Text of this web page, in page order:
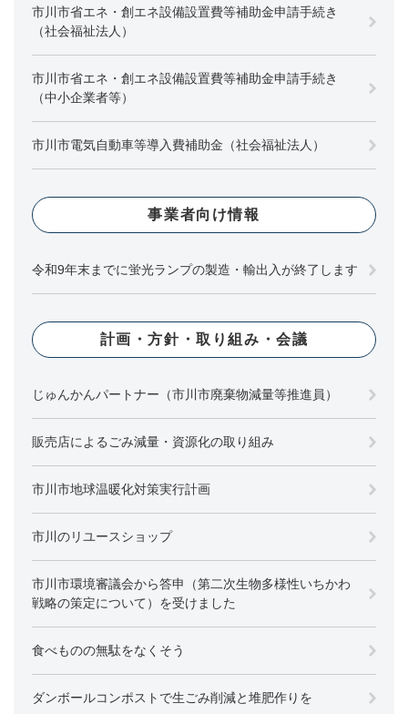
市川市省エネ・創エネ設備設置費等補助金申請手続き
（社会福祉法人）
市川市省エネ・創エネ設備設置費等補助金申請手続き
（中小企業者等）
市川市電気自動車等導入費補助金（社会福祉法人）
事業者向け情報
令和9年末までに蛍光ランプの製造・輸出入が終了します
計画・方針・取り組み・会議
じゅんかんパートナー（市川市廃棄物減量等推進員）
販売店によるごみ減量・資源化の取り組み
市川市地球温暖化対策実行計画
市川のリユースショップ
市川市環境審議会から答申（第二次生物多様性いちかわ
戦略の策定について）を受けました
食べものの無駄をなくそう
ダンボールコンポストで生ごみ削減と堆肥作りを